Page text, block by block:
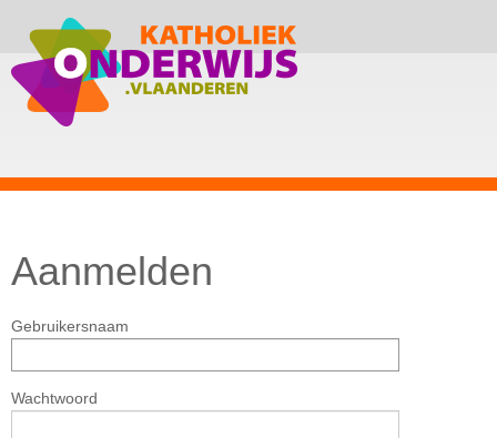
Aanmelden
Gebruikersnaam
Wachtwoord